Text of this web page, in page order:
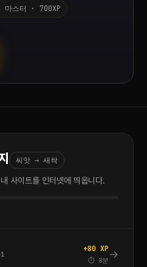
마스터 · 700XP
씨앗 → 새싹
사이트를 인터넷에 띄웁니다.
+80 XP
⏱ 8분 →